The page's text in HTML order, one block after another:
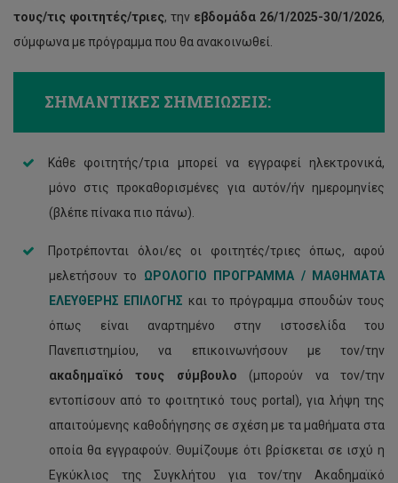
τους/τις φοιτητές/τριες, την εβδομάδα 26/1/2025-30/1/2026,
σύμφωνα με πρόγραμμα που θα ανακοινωθεί.
ΣΗΜΑΝΤΙΚΕΣ ΣΗΜΕΙΩΣΕΙΣ:
Κάθε φοιτητής/τρια μπορεί να εγγραφεί ηλεκτρονικά,
μόνο στις προκαθορισμένες για αυτόν/ήν ημερομηνίες
(βλέπε πίνακα πιο πάνω).
Προτρέπονται όλοι/ες οι φοιτητές/τριες όπως, αφού
μελετήσουν το ΩΡΟΛΟΓΙΟ ΠΡΟΓΡΑΜΜΑ / ΜΑΘΗΜΑΤΑ
ΕΛΕΥΘΕΡΗΣ ΕΠΙΛΟΓΗΣ και το πρόγραμμα σπουδών τους
όπως είναι αναρτημένο στην ιστοσελίδα του
Πανεπιστημίου, να επικοινωνήσουν με τον/την
ακαδημαϊκό τους σύμβουλο (μπορούν να τον/την
εντοπίσουν από το φοιτητικό τους portal), για λήψη της
απαιτούμενης καθοδήγησης σε σχέση με τα μαθήματα στα
οποία θα εγγραφούν. Θυμίζουμε ότι βρίσκεται σε ισχύ η
Εγκύκλιος της Συγκλήτου για τον/την Ακαδημαϊκό